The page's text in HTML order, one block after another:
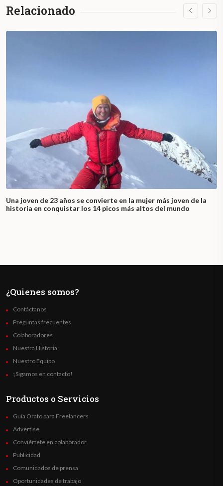
Relacionado
Una joven de 23 años se convierte en la mujer más joven de la
historia en conquistar los 14 picos más altos del mundo
¿Quienes somos?
Contáctanos
Preguntas frecuentes
Colaboradores
Nuestra Historia
Nuestro Equipo
¡Sigamos en contacto!
Productos o Servicios
Guía Orato para Freelancers
Advertise
Conviértete en colaborador
Publicidad
Comunidados de prensa
Oportunidades de trabajo